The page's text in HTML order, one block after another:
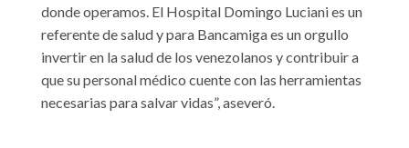
donde operamos. El Hospital Domingo Luciani es un
referente de salud y para Bancamiga es un orgullo
invertir en la salud de los venezolanos y contribuir a
que su personal médico cuente con las herramientas
necesarias para salvar vidas”, aseveró.